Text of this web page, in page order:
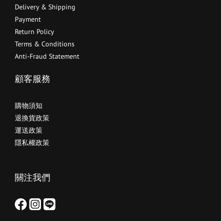
Delivery & Shipping
Payment
Return Policy
Terms & Conditions
Anti-Fraud Statement
顧客服務
購物須知
退換貨政策
運送政策
隱私權政策
關注我們